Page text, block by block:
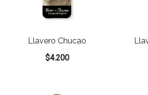
Llavero Chucao
$4.200